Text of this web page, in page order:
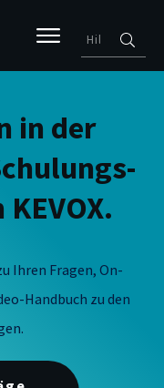
in der
Ihren Fragen, On-
Handbuch zu den